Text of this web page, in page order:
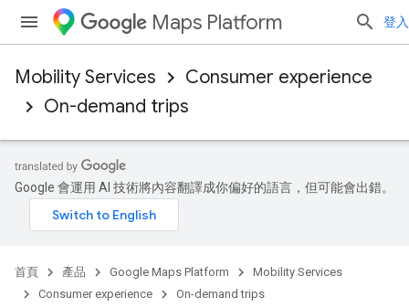
Maps Platform 登入
Mobility Services
Consumer experience
On-demand trips
Google 會運用 AI 技術將內容翻譯成你偏好的語言，但可能會出錯。
首頁 產品 Google Maps Platform
Mobility Services
Consumer experience
On-demand trips